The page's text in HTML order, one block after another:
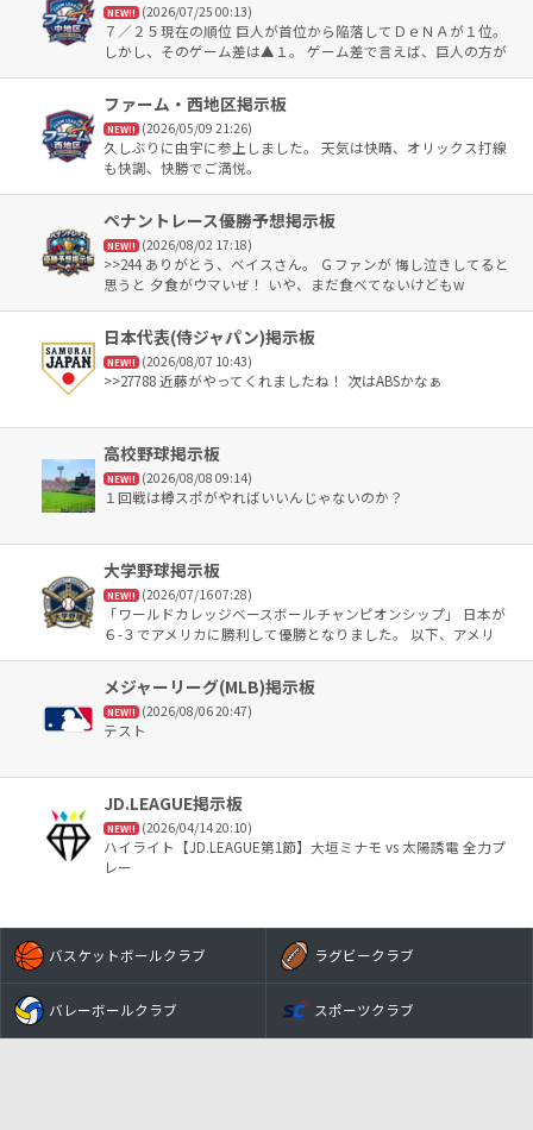
NEW!! (2026/07/25 00:13)
７／２５現在の順位 巨人が首位から陥落してＤｅＮＡが１位。
しかし、そのゲーム差は▲１。 ゲーム差で言えば、巨人の方が
ファーム・西地区掲示板
NEW!! (2026/05/09 21:26)
久しぶりに由宇に参上しました。 天気は快晴、オリックス打線
も快調、快勝でご満悦。
ペナントレース優勝予想掲示板
NEW!! (2026/08/02 17:18)
>>244 ありがとう、ベイスさん。 Ｇファンが 悔し泣きしてると
思うと 夕食がウマいぜ！ いや、まだ食べてないけどもw
日本代表(侍ジャパン)掲示板
NEW!! (2026/08/07 10:43)
>>27788 近藤がやってくれましたね！ 次はABSかなぁ
高校野球掲示板
NEW!! (2026/08/08 09:14)
１回戦は樽スポがやればいいんじゃないのか？
大学野球掲示板
NEW!! (2026/07/16 07:28)
「ワールドカレッジベースボールチャンピオンシップ」 日本が
６-３でアメリカに勝利して優勝となりました。 以下、アメリ
メジャーリーグ(MLB)掲示板
NEW!! (2026/08/06 20:47)
テスト
JD.LEAGUE掲示板
NEW!! (2026/04/14 20:10)
ハイライト【JD.LEAGUE第1節】大垣ミナモ vs 太陽誘電 全力プ
レー
バスケットボールクラブ ラグビークラブ
バレーボールクラブ スポーツクラブ